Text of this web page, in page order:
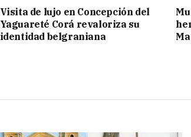
Visita de lujo en Concepción del
Yaguareté Corá revaloriza su
identidad belgraniana